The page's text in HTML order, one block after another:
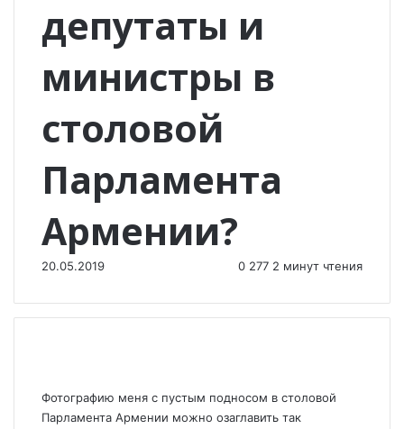
депутаты и
министры в
столовой
Парламента
Армении?
20.05.2019 0 277 2 минут чтения
Фотографию меня с пустым подносом в столовой
Парламента Армении можно озаглавить так